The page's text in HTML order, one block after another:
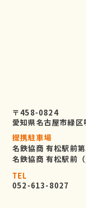
〒458-0824
愛知県名古屋市緑
提携駐車場
名鉄協商 有松駅前
名鉄協商 有松駅前（
TEL
052-613-8027